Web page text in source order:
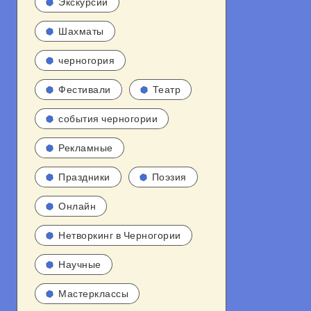
Шахматы
черногория
Фестивали Театр
события черногории
Рекламные
Праздники Поэзия
Онлайн
Нетворкинг в Черногории
Научные
Мастерклассы